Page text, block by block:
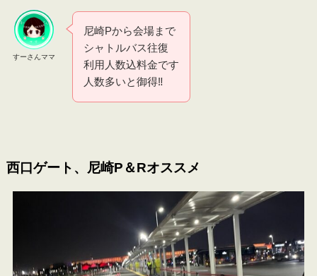
すーさんママ
尼崎Pから会場まで
シャトルバス往復
利用人数込料金です
人数多いと御得‼
西口ゲート、尼崎P＆Rオススメ